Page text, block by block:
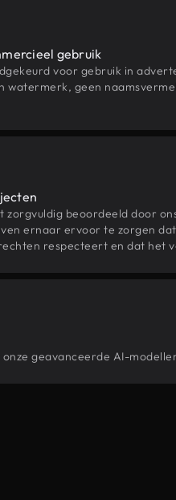
gebruik
voor gebruik in
watermerk, geen
zorgvuldig beoordeeld door
ernaar ervoor te zorgen
respecteert en dat het
geavanceerde AI-